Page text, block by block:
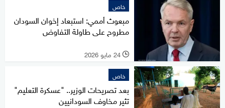
خاص
مبعوث أممي: استبعاد إخوان السودان
مطروح على طاولة التفاوض
l 24 مايو 2026
خاص
بعد تصريحات الوزير.. "عسكرة التعليم"
تثير مخاوف السودانيين